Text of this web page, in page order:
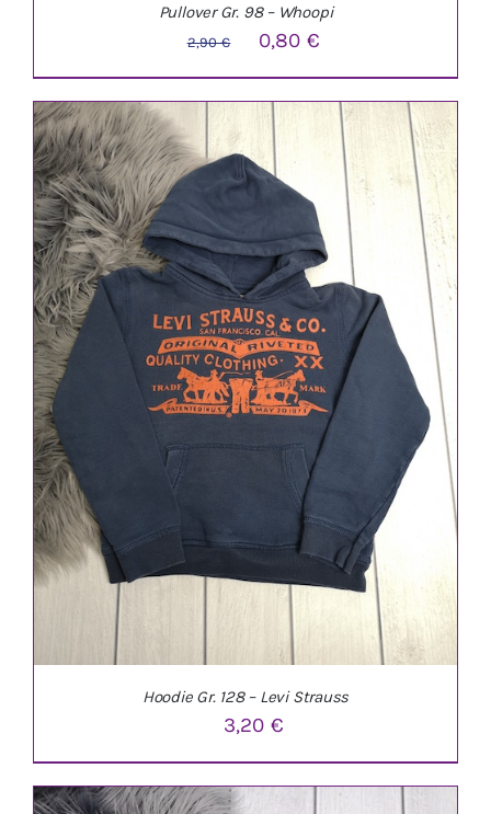
IN DEN WARENKORB / DETAILS
Pullover Gr. 98 – Whoopi
2,90€
Ursprünglicher
Preis
war:
2,90 €
0,80€
Preis
ist:
0,80 €.
Hoodie Gr. 128 – Levi Strauss
3,20€